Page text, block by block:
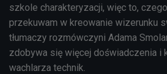
szkole charakteryzacji, więc to,
przekuwam w kreowanie wizerunku
tłumaczy rozmówczyni Adama
zdobywa się więcej doświadczenia i
wachlarza technik.